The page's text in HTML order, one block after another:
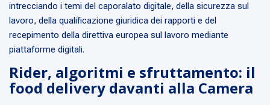
intrecciando i temi del caporalato digitale, della sicurezza sul
lavoro, della qualificazione giuridica dei rapporti e del
recepimento della direttiva europea sul lavoro mediante
piattaforme digitali.
Rider, algoritmi e sfruttamento: il
food delivery davanti alla Camera